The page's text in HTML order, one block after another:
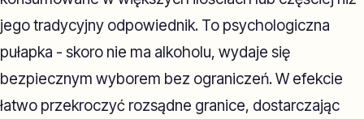
jego tradycyjny odpowiednik. To psychologiczna
pułapka - skoro nie ma alkoholu, wydaje się
bezpiecznym wyborem bez ograniczeń. W efekcie
łatwo przekroczyć rozsądne granice, dostarczając